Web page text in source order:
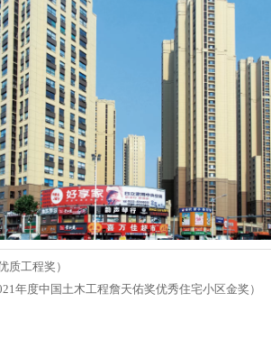
质工程奖）
年度中国土木工程詹天佑奖优秀住宅小区金奖）